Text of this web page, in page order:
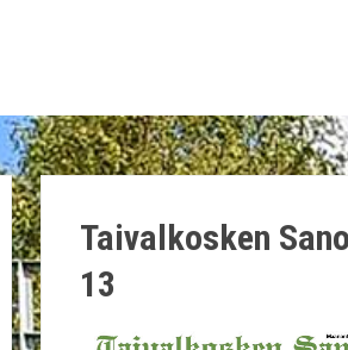
Taivalkosken
13